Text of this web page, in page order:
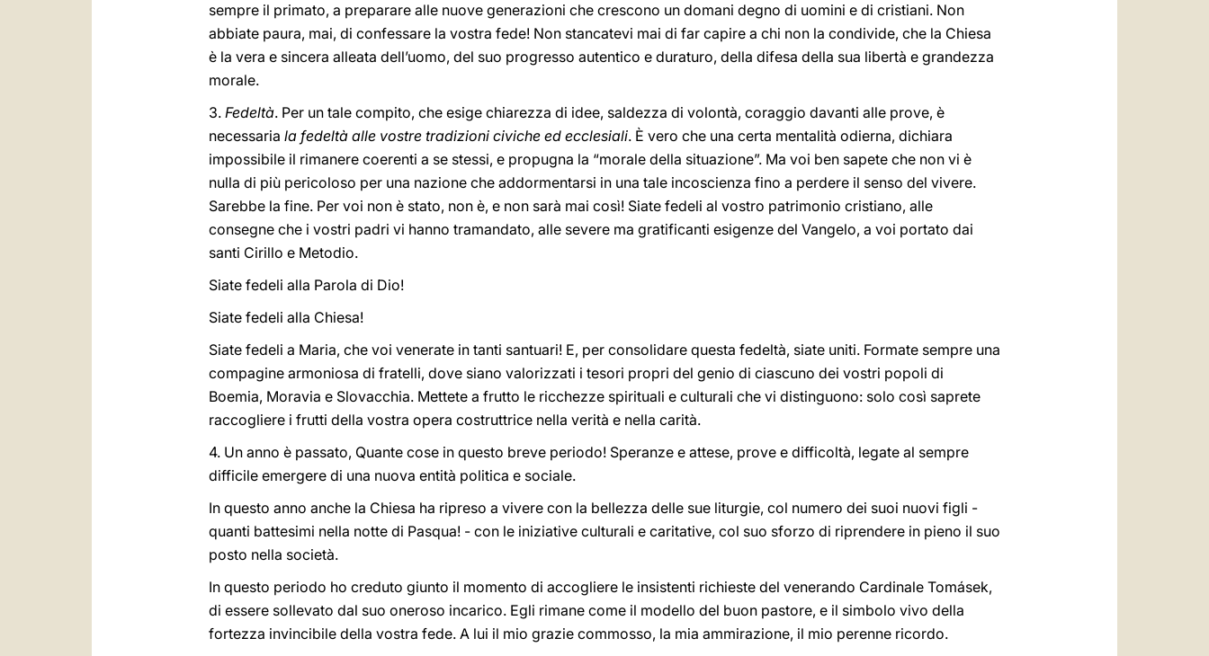
sempre il primato, a preparare alle nuove generazioni che crescono un domani degno di uomini e di cristiani. Non
abbiate paura, mai, di confessare la vostra fede! Non stancatevi mai di far capire a chi non la condivide, che la Chiesa
è la vera e sincera alleata dell’uomo, del suo progresso autentico e duraturo, della difesa della sua libertà e grandezza
morale.
3. Fedeltà. Per un tale compito, che esige chiarezza di idee, saldezza di volontà, coraggio davanti alle prove, è
necessaria la fedeltà alle vostre tradizioni civiche ed ecclesiali. È vero che una certa mentalità odierna, dichiara
impossibile il rimanere coerenti a se stessi, e propugna la “morale della situazione”. Ma voi ben sapete che non vi è
nulla di più pericoloso per una nazione che addormentarsi in una tale incoscienza fino a perdere il senso del vivere.
Sarebbe la fine. Per voi non è stato, non è, e non sarà mai così! Siate fedeli al vostro patrimonio cristiano, alle
consegne che i vostri padri vi hanno tramandato, alle severe ma gratificanti esigenze del Vangelo, a voi portato dai
santi Cirillo e Metodio.
Siate fedeli alla Parola di Dio!
Siate fedeli alla Chiesa!
Siate fedeli a Maria, che voi venerate in tanti santuari! E, per consolidare questa fedeltà, siate uniti. Formate sempre una
compagine armoniosa di fratelli, dove siano valorizzati i tesori propri del genio di ciascuno dei vostri popoli di
Boemia, Moravia e Slovacchia. Mettete a frutto le ricchezze spirituali e culturali che vi distinguono: solo così saprete
raccogliere i frutti della vostra opera costruttrice nella verità e nella carità.
4. Un anno è passato, Quante cose in questo breve periodo! Speranze e attese, prove e difficoltà, legate al sempre
difficile emergere di una nuova entità politica e sociale.
In questo anno anche la Chiesa ha ripreso a vivere con la bellezza delle sue liturgie, col numero dei suoi nuovi figli -
quanti battesimi nella notte di Pasqua! - con le iniziative culturali e caritative, col suo sforzo di riprendere in pieno il suo
posto nella società.
In questo periodo ho creduto giunto il momento di accogliere le insistenti richieste del venerando Cardinale Tomásek,
di essere sollevato dal suo oneroso incarico. Egli rimane come il modello del buon pastore, e il simbolo vivo della
fortezza invincibile della vostra fede. A lui il mio grazie commosso, la mia ammirazione, il mio perenne ricordo.